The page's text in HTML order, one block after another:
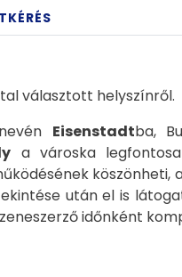
választott helyszínről.
Eisenstadtba,
a városka
köszönheti,
után el is
időnként